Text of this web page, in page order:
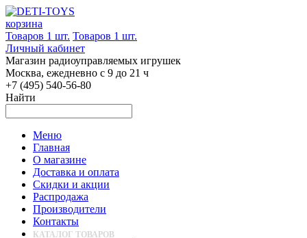
корзина
Товаров 1 шт. Товаров 1 шт.
Личный кабинет
Магазин радиоуправляемых игрушек
Москва, ежедневно с 9 до 21 ч
+7 (495) 540-56-80
Найти
Меню
Главная
О магазине
Доставка и оплата
Скидки и акции
Распродажа
Производители
Контакты
КАТАЛОГ ТОВАРОВ